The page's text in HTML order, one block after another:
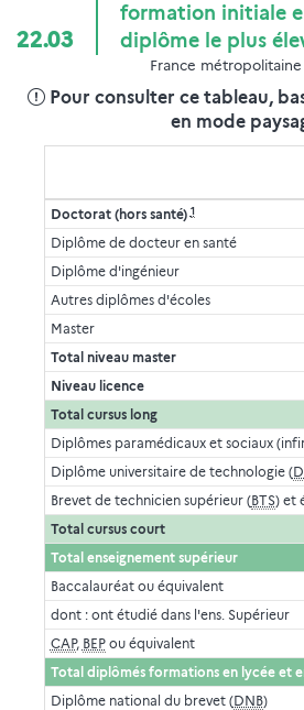
22.03
formation initiale
diplôme le plus
France
Pour consulter ce tableau,
en mode
Doctorat (hors santé)1
Diplôme de docteur en santé
Diplôme d'ingénieur
Autres diplômes d'écoles
Master
Total niveau master
Niveau licence
Total cursus long
Diplômes paramédicaux et sociaux
Diplôme universitaire de technologie (
Brevet de technicien supérieur (BTS) et
Total cursus court
Total enseignement supérieur
Baccalauréat ou équivalent
dont : ont étudié dans l'ens. Supérieur
CAP, BEPou équivalent
Total diplômés formations en lycée et
Diplôme national du brevet (DNB)